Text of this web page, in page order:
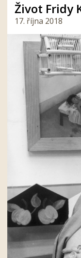
Život Fridy
17. října 2018